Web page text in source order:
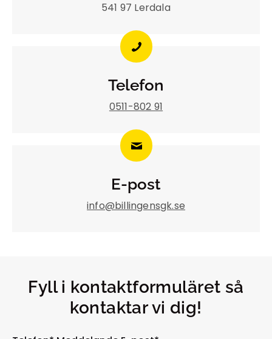
541 97 Lerdala
Telefon
0511-802 91
E-post
info@billingensgk.se
Fyll i kontaktformuläret så
kontaktar vi dig!